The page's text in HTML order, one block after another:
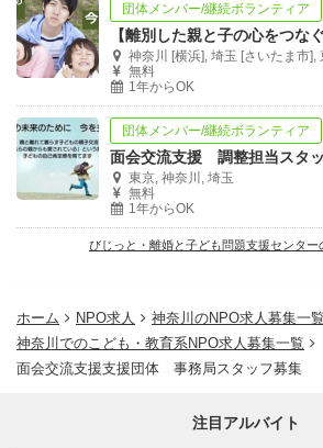
団体メンバー/継続ボランティア
神奈川 [横浜], 埼玉 [さいたま市],
無料
1年からOK
団体メンバー/継続ボランティア
面会交流支援 調整担当スタ
東京, 神奈川, 埼玉
無料
1年からOK
びじっと・離婚と子ども問題支援センタ
ホーム NPO求人
神奈川のNPO求人募集一覧
神奈川でのこども・教育系NPO求人募集一覧
面会交流支援支援団体 事務局スタッフ募集
注目アルバイト